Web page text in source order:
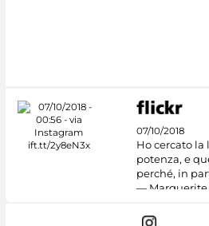
07/10/2018
Ho cercato
potenza, e
perché, in
— Marguerite